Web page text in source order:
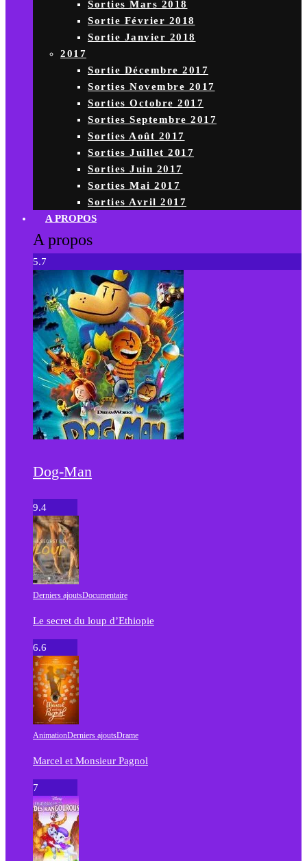
Sorties Mars 2018
Sortie Février 2018
Sortie Janvier 2018
2017
Sortie Décembre 2017
Sorties Novembre 2017
Sorties Octobre 2017
Sorties Septembre 2017
Sorties Août 2017
Sorties Juillet 2017
Sorties Juin 2017
Sorties Mai 2017
Sorties Avril 2017
A PROPOS
A propos
5.7
Dog-Man
9.4
Derniers ajoutsDocumentaire
Le secret du loup d’Ethiopie
6.6
AnimationDerniers ajoutsDrame
Marcel et Monsieur Pagnol
7